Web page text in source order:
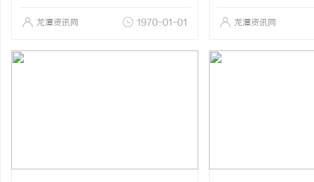
龙潭资讯网 1970-01-01 龙潭资讯网